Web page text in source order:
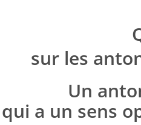
sur les
Un
qui a un sens